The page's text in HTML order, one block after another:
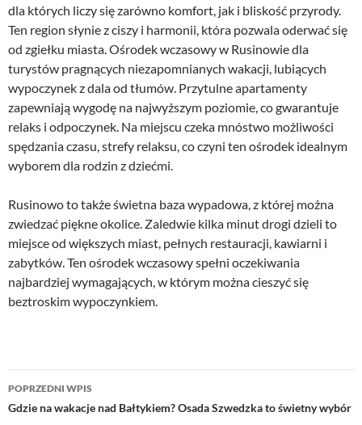
dla których liczy się zarówno komfort, jak i bliskość przyrody.
Ten region słynie z ciszy i harmonii, która pozwala oderwać się
od zgiełku miasta. Ośrodek wczasowy w Rusinowie dla
turystów pragnących niezapomnianych wakacji, lubiących
wypoczynek z dala od tłumów. Przytulne apartamenty
zapewniają wygodę na najwyższym poziomie, co gwarantuje
relaks i odpoczynek. Na miejscu czeka mnóstwo możliwości
spędzania czasu, strefy relaksu, co czyni ten ośrodek idealnym
wyborem dla rodzin z dziećmi.
Rusinowo to także świetna baza wypadowa, z której można
zwiedzać piękne okolice. Zaledwie kilka minut drogi dzieli to
miejsce od większych miast, pełnych restauracji, kawiarni i
zabytków. Ten ośrodek wczasowy spełni oczekiwania
najbardziej wymagających, w którym można cieszyć się
beztroskim wypoczynkiem.
Nawigacja
wpisu
POPRZEDNI WPIS
Gdzie na wakacje nad Bałtykiem? Osada Szwedzka to świetny wybór